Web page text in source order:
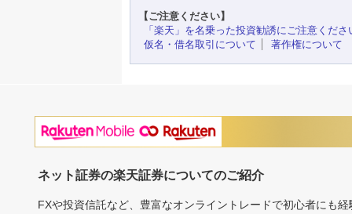
【ご注意ください】
「楽天」を名乗った投資勧誘にご注意くださ
仮名・借名取引について
著作権について
ネット証券の楽天証券についてのご紹介
FXや投資信託など、豊富なオンライントレードで初心者にも